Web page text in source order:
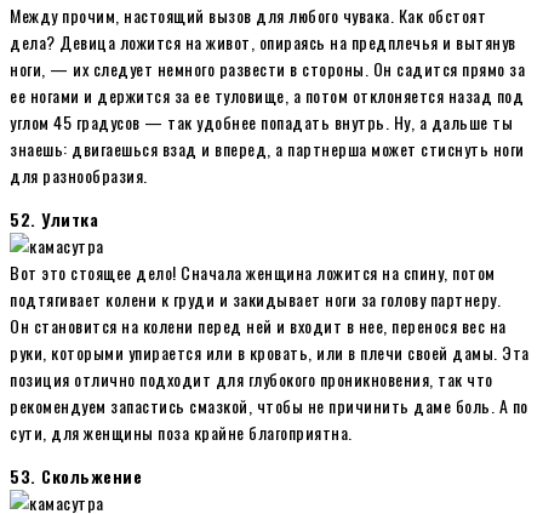
Между прочим, настоящий вызов для любого чувака. Как обстоят
дела? Девица ложится на живот, опираясь на предплечья и вытянув
ноги, — их следует немного развести в стороны. Он садится прямо за
ее ногами и держится за ее туловище, а потом отклоняется назад под
углом 45 градусов — так удобнее попадать внутрь. Ну, а дальше ты
знаешь: двигаешься взад и вперед, а партнерша может стиснуть ноги
для разнообразия.
52. Улитка
Вот это стоящее дело! Сначала женщина ложится на спину, потом
подтягивает колени к груди и закидывает ноги за голову партнеру.
Он становится на колени перед ней и входит в нее, перенося вес на
руки, которыми упирается или в кровать, или в плечи своей дамы. Эта
позиция отлично подходит для глубокого проникновения, так что
рекомендуем запастись смазкой, чтобы не причинить даме боль. А по
сути, для женщины поза крайне благоприятна.
53. Скольжение